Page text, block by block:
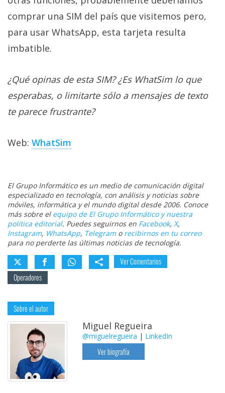
comprar una SIM del país que visitemos pero,
para usar WhatsApp, esta tarjeta resulta
imbatible.
¿Qué opinas de esta SIM? ¿Es WhatSim lo que
esperabas, o limitarte sólo a mensajes de texto
te parece frustrante?
Web: WhatSim
El Grupo Informático es un medio de comunicación digital
especializado en tecnología, con análisis y noticias sobre
móviles, informática y el mundo digital desde 2006. Conoce
más sobre el equipo de El Grupo Informático y nuestra
política editorial. Puedes seguirnos en Facebook, X,
Instagram, WhatsApp, Telegramo recibirnos en tu correo
para no perderte las últimas noticias de tecnología.
Ver Comentarios
Operadores
Sobre el autor
Miguel Regueira
@miguelregueira | LinkedIn
Ver biografía